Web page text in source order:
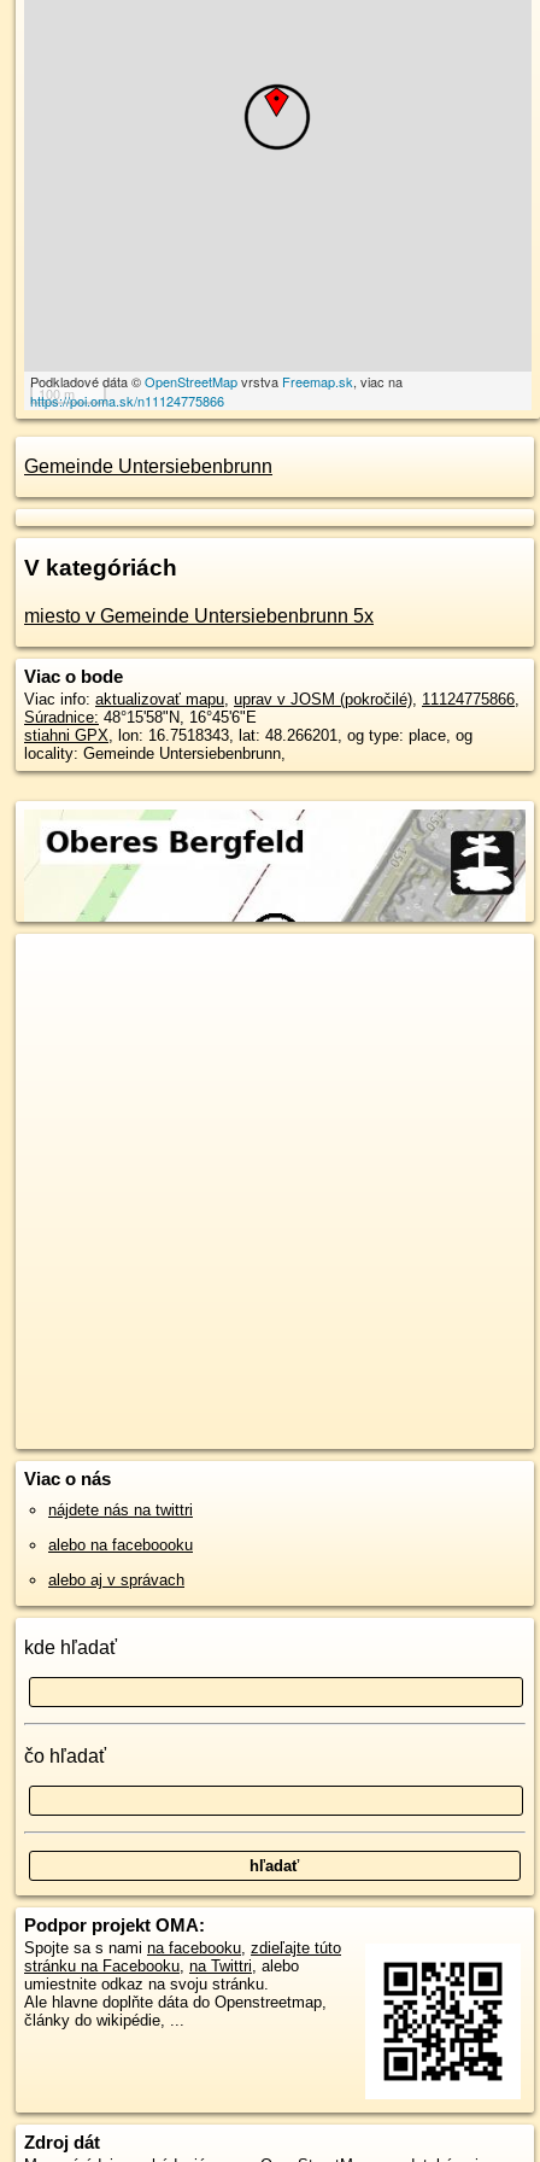
100 m
Podkladové dáta ©OpenStreetMapvrstva Freemap.sk, viac na
https://poi.oma.sk/n11124775866
Gemeinde Untersiebenbrunn
V kategóriách
miesto v Gemeinde Untersiebenbrunn 5x
Viac o bode
Viac info: aktualizovať mapu, uprav v JOSM (pokročilé), 11124775866,
Súradnice: 48°15'58"N, 16°45'6"E
stiahni GPX, lon: 16.7518343, lat: 48.266201, og type: place, og
locality: Gemeinde Untersiebenbrunn,
Viac o nás
nájdete nás na twittri
alebo na faceboooku
alebo aj v správach
kde hľadať
čo hľadať
Podpor projekt OMA:
Spojte sa s nami na facebooku, zdieľajte túto
stránku na Facebooku, na Twittri, alebo
umiestnite odkaz na svoju stránku.
Ale hlavne doplňte dáta do Openstreetmap,
články do wikipédie, ...
Zdroj dát